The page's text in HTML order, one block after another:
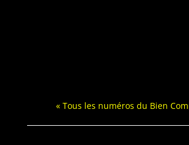
« Tous les numéros du Bien